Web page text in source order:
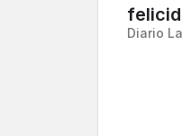
Diario